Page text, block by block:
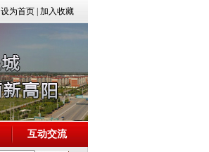
设为首页 加入收藏
互动交流